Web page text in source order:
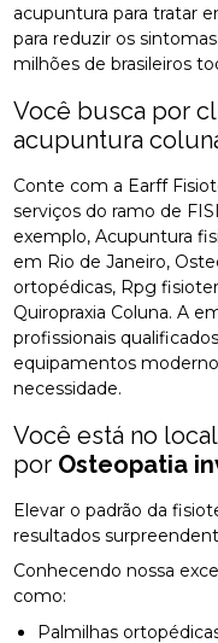
acupuntura para tratar
para reduzir os
milhões de brasileiros
Você busca por
acupuntura
Conte com a Earff
serviços do ramo de
exemplo, Acupuntura
em Rio de Janeiro,
ortopédicas, Rpg
Quiropraxia Coluna. A
profissionais
equipamentos
necessidade.
Você está no
por Osteopatia
Elevar o padrão da
resultados
Conhecendo nossa
como:
Palmilhas